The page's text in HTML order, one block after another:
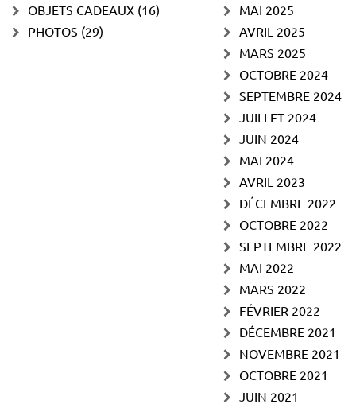
OBJETS CADEAUX (16)
PHOTOS (29)
MAI 2025
AVRIL 2025
MARS 2025
OCTOBRE 2024
SEPTEMBRE 2024
JUILLET 2024
JUIN 2024
MAI 2024
AVRIL 2023
DÉCEMBRE 2022
OCTOBRE 2022
SEPTEMBRE 2022
MAI 2022
MARS 2022
FÉVRIER 2022
DÉCEMBRE 2021
NOVEMBRE 2021
OCTOBRE 2021
JUIN 2021